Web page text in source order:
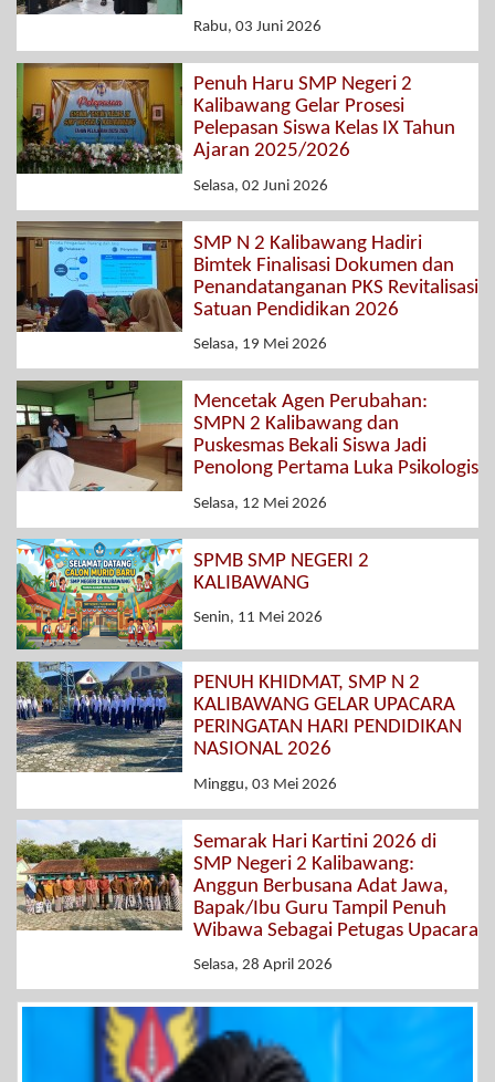
Rabu, 03 Juni 2026
Penuh Haru SMP Negeri 2
Kalibawang Gelar Prosesi
Pelepasan Siswa Kelas IX Tahun
Ajaran 2025/2026
Selasa, 02 Juni 2026
SMP N 2 Kalibawang Hadiri
Bimtek Finalisasi Dokumen dan
Penandatanganan PKS Revitalisasi
Satuan Pendidikan 2026
Selasa, 19 Mei 2026
Mencetak Agen Perubahan:
SMPN 2 Kalibawang dan
Puskesmas Bekali Siswa Jadi
Penolong Pertama Luka Psikologis
Selasa, 12 Mei 2026
SPMB SMP NEGERI 2
KALIBAWANG
Senin, 11 Mei 2026
PENUH KHIDMAT, SMP N 2
KALIBAWANG GELAR UPACARA
PERINGATAN HARI PENDIDIKAN
NASIONAL 2026
Minggu, 03 Mei 2026
Semarak Hari Kartini 2026 di
SMP Negeri 2 Kalibawang:
Anggun Berbusana Adat Jawa,
Bapak/Ibu Guru Tampil Penuh
Wibawa Sebagai Petugas Upacara
Selasa, 28 April 2026